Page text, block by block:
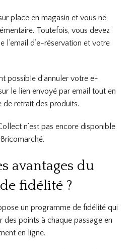
place en magasin et vous ne
Toutefois, vous devez
l’email d’e-réservation et votre
possible d’annuler votre e-
le lien envoyé par email tout en
retrait des produits.
n’est pas encore disponible
avantages du
fidélité ?
un programme de fidélité qui
points à chaque passage en
en ligne.